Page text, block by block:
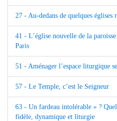
27 - Au-dedans de quelques églises
41 - L’église nouvelle de la
Paris
51 - Aménager l’espace liturgique
57 - Le Temple, c’est le Seigneur
63 - Un fardeau intolérable » ?
fidèle, dynamique et liturgie